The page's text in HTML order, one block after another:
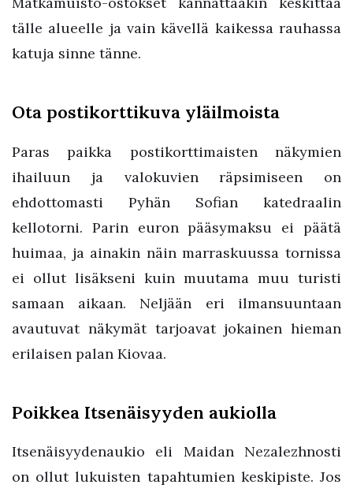
tälle alueelle ja vain kävellä kaikessa rauhassa
katuja sinne tänne.
Ota postikorttikuva yläilmoista
Paras paikka postikorttimaisten näkymien
ihailuun ja valokuvien räpsimiseen on
ehdottomasti Pyhän Sofian katedraalin
kellotorni. Parin euron pääsymaksu ei päätä
huimaa, ja ainakin näin marraskuussa tornissa
ei ollut lisäkseni kuin muutama muu turisti
samaan aikaan. Neljään eri ilmansuuntaan
avautuvat näkymät tarjoavat jokainen hieman
erilaisen palan Kiovaa.
Poikkea Itsenäisyyden aukiolla
Itsenäisyydenaukio eli Maidan Nezalezhnosti
on ollut lukuisten tapahtumien keskipiste. Jos